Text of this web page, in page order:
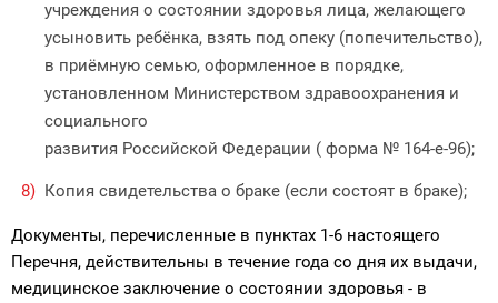
учреждения о состоянии здоровья лица, желающего
усыновить ребёнка, взять под опеку (попечительство),
в приёмную семью, оформленное в порядке,
установленном Министерством здравоохранения и
социального
развития Российской Федерации ( форма № 164-е-96);
Копия свидетельства о браке (если состоят в браке);
Документы, перечисленные в пунктах 1-6 настоящего
Перечня, действительны в течение года со дня их выдачи,
медицинское заключение о состоянии здоровья - в